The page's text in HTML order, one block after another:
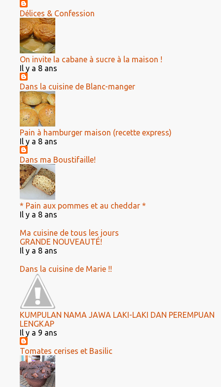
Délices & Confession
On invite la cabane à sucre à la maison !
Il y a 8 ans
Dans la cuisine de Blanc-manger
Pain à hamburger maison (recette express)
Il y a 8 ans
Dans ma Boustifaille!
* Pain aux pommes et au cheddar *
Il y a 8 ans
Ma cuisine de tous les jours
GRANDE NOUVEAUTÉ!
Il y a 8 ans
Dans la cuisine de Marie !!
KUMPULAN NAMA JAWA LAKI-LAKI DAN PEREMPUAN
LENGKAP
Il y a 9 ans
Tomates cerises et Basilic